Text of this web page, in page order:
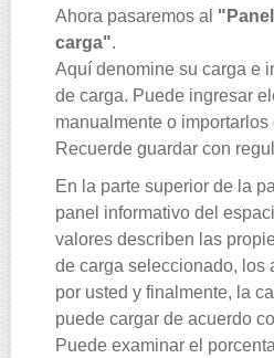
Ahora pasaremos al
carga".
Aquí denomine su carga e
de carga. Puede ingresar
manualmente o importarlos
Recuerde guardar con
En la parte superior de la
panel informativo del
valores describen las
de carga seleccionado, los
por usted y finalmente, la
puede cargar de acuerdo
Puede examinar el